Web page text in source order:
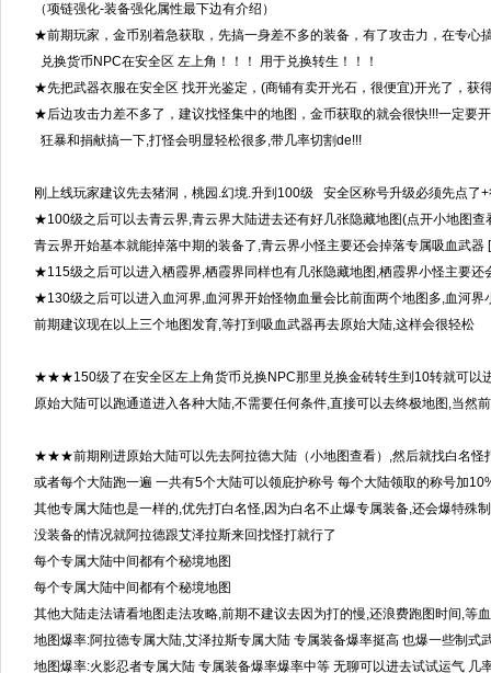
（项链强化-装备强化属性最下边有介绍）
★前期玩家，金币别着急获取，先搞一身差不多的装备，有了攻击力，在专心
兑换货币NPC在安全区 左上角！！！ 用于兑换转生！！！
★先把武器衣服在安全区 找开光鉴定，(商铺有卖开光石，很便宜)开光了，获
★后边攻击力差不多了，建议找怪集中的地图，金币获取的就会很快!!!一定要
狂暴和捐献搞一下,打怪会明显轻松很多,带几率切割de!!!
刚上线玩家建议先去猪洞，桃园.幻境.升到100级 安全区称号升级必须先点了
★100级之后可以去青云界,青云界大陆进去还有好几张隐藏地图(点开小地图
青云界开始基本就能掉落中期的装备了,青云界小怪主要还会掉落专属吸血武
★115级之后可以进入栖霞界,栖霞界同样也有几张隐藏地图,栖霞界小怪主要还
★130级之后可以进入血河界,血河界开始怪物血量会比前面两个地图多,血河界
前期建议现在以上三个地图发育,等打到吸血武器再去原始大陆,这样会很轻松
★★★150级了在安全区左上角货币兑换NPC那里兑换金砖转生到10转就可以
原始大陆可以跑通道进入各种大陆,不需要任何条件,直接可以去终极地图,当然
★★★前期刚进原始大陆可以先去阿拉德大陆（小地图查看）,然后就找白名怪
或者每个大陆跑一遍 一共有5个大陆可以领庇护称号 每个大陆领取的称号加
其他专属大陆也是一样的,优先打白名怪,因为白名不止爆专属装备,还会爆特殊
没装备的情况就阿拉德跟艾泽拉斯来回找怪打就行了
每个专属大陆中间都有个秘境地图
每个专属大陆中间都有个秘境地图
其他大陆走法请看地图走法攻略,前期不建议去因为打的慢,还浪费跑图时间,等
地图爆率:阿拉德专属大陆,艾泽拉斯专属大陆 专属装备爆率挺高 也爆一些制式
地图爆率:火影忍者专属大陆 专属装备爆率爆率中等 无聊可以进去试试运气